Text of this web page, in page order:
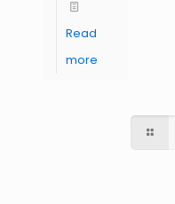
Read
more